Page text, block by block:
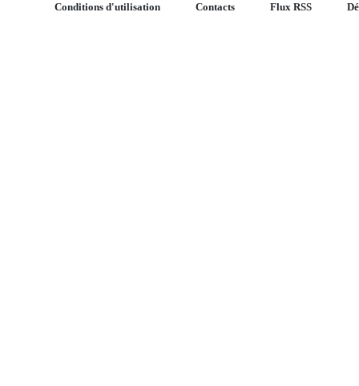
Conditions d'utilisation Contacts Flux RSS